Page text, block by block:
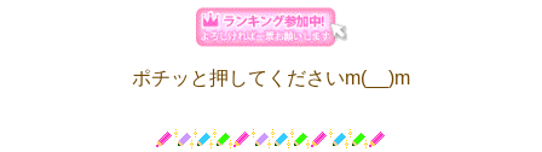
ポチッと押してくださいm(__)m